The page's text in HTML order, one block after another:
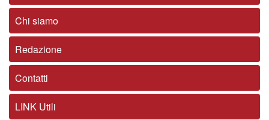
Chi siamo
Redazione
Contatti
LINK Utili